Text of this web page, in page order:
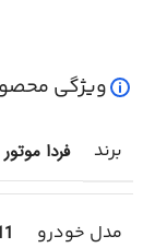
ویژگی
برند فردا موتور
مدل خودرو